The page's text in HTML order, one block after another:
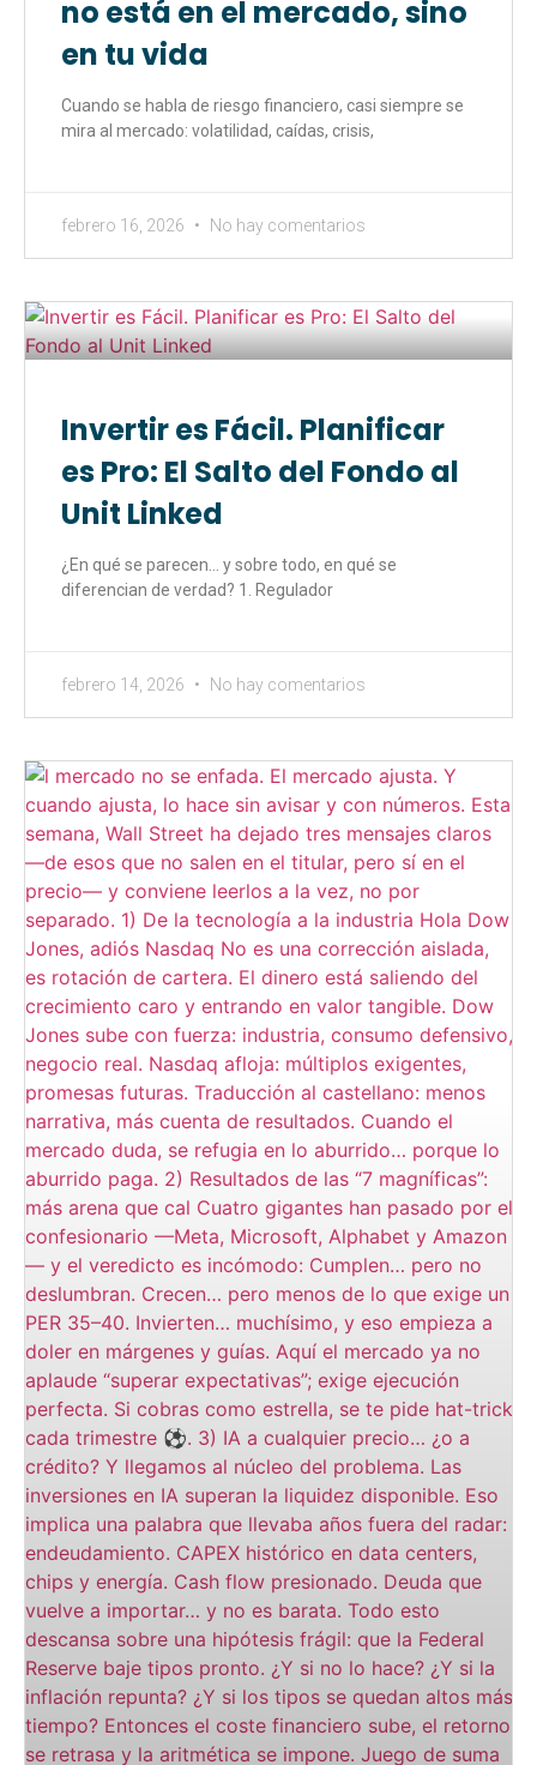
no está en el mercado, sino
en tu vida
Cuando se habla de riesgo financiero, casi siempre se
mira al mercado: volatilidad, caídas, crisis,
febrero 16, 2026 No hay comentarios
Invertir es Fácil. Planificar
es Pro: El Salto del Fondo al
Unit Linked
¿En qué se parecen… y sobre todo, en qué se
diferencian de verdad? 1. Regulador
febrero 14, 2026 No hay comentarios